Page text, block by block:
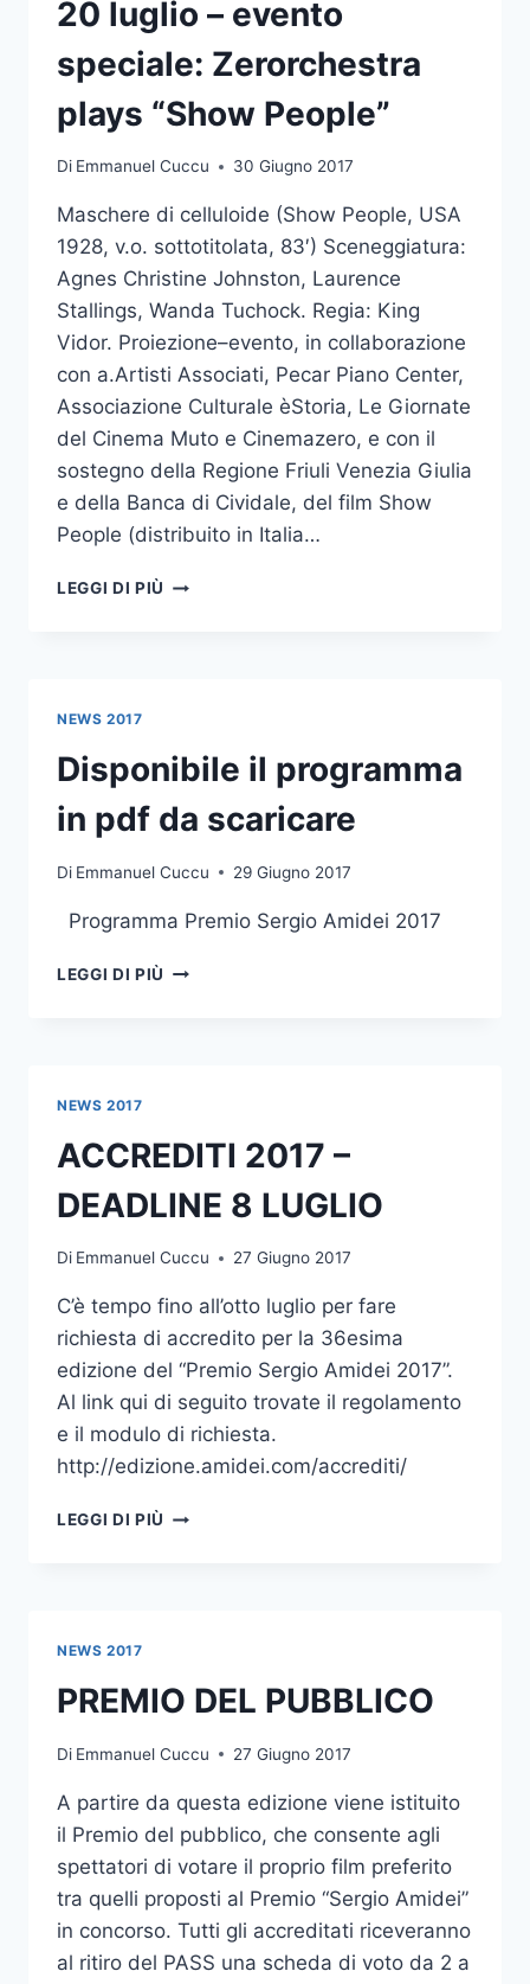
20 luglio – evento
speciale: Zerorchestra
plays “Show People”
Di Emmanuel Cuccu 30 Giugno 2017
Maschere di celluloide (Show People, USA
1928, v.o. sottotitolata, 83′) Sceneggiatura:
Agnes Christine Johnston, Laurence
Stallings, Wanda Tuchock. Regia: King
Vidor. Proiezione–evento, in collaborazione
con a.Artisti Associati, Pecar Piano Center,
Associazione Culturale èStoria, Le Giornate
del Cinema Muto e Cinemazero, e con il
sostegno della Regione Friuli Venezia Giulia
e della Banca di Cividale, del film Show
People (distribuito in Italia…
LEGGI DI PIÙ 20
“SHOW
PEOPLE”
NEWS 2017
Disponibile il programma
in pdf da scaricare
Di Emmanuel Cuccu 29 Giugno 2017
Programma Premio Sergio Amidei 2017
LEGGI DI PIÙ DISPONIBILE
NEWS 2017
ACCREDITI 2017 –
DEADLINE 8 LUGLIO
Di Emmanuel Cuccu 27 Giugno 2017
C’è tempo fino all’otto luglio per fare
richiesta di accredito per la 36esima
edizione del “Premio Sergio Amidei 2017”.
Al link qui di seguito trovate il regolamento
e il modulo di richiesta.
http://edizione.amidei.com/accrediti/
LEGGI DI PIÙ ACCREDITI
NEWS 2017
PREMIO DEL PUBBLICO
Di Emmanuel Cuccu 27 Giugno 2017
A partire da questa edizione viene istituito
il Premio del pubblico, che consente agli
spettatori di votare il proprio film preferito
tra quelli proposti al Premio “Sergio Amidei”
in concorso. Tutti gli accreditati riceveranno
al ritiro del PASS una scheda di voto da 2 a